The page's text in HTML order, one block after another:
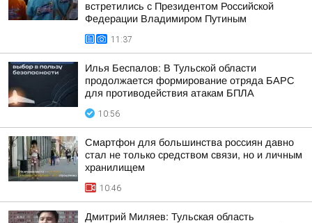
встретились с Президентом Российской
Федерации Владимиром Путиным
11:37
Илья Беспалов: В Тульской области
продолжается формирование отряда БАРС
для противодействия атакам БПЛА
10:56
Смартфон для большинства россиян давно
стал не только средством связи, но и личным
хранилищем
10:46
Дмитрий Миляев: Тульская область